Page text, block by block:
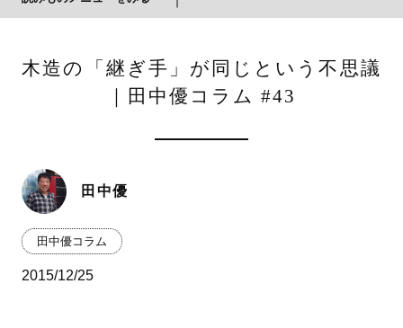
木造の「継ぎ手」が同じという不思議
｜田中優コラム #43
田中優
田中優コラム
2015/12/25